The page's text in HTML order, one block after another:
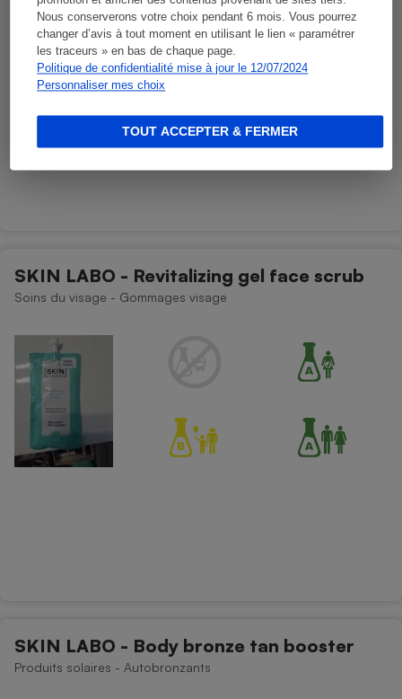
Nous conserverons votre choix pendant 6 mois. Vous pourrez
changer d’avis à tout moment en utilisant le lien « paramétrer
les traceurs » en bas de chaque page.
Politique de confidentialité mise à jour le 12/07/2024
Personnaliser mes choix
TOUT ACCEPTER & FERMER
SKIN LABO - Revitalizing gel face scrub
Soins du visage - Gommages visage
SKIN LABO - Body bronze tan booster
Produits solaires - Autobronzants